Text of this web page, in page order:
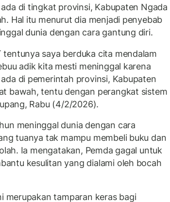
di tingkat provinsi, Kabupaten Ngada
Hal itu menurut dia menjadi penyebab
dunia dengan cara gantung diri.
tentunya saya berduka cita mendalam
adik kita mesti meninggal karena
di pemerintah provinsi, Kabupaten
bawah, tentu dengan perangkat sistem
Rabu (4/2/2026).
meninggal dunia dengan cara
tuanya tak mampu membeli buku dan
Ia mengatakan, Pemda gagal untuk
kesulitan yang dialami oleh bocah
merupakan tamparan keras bagi